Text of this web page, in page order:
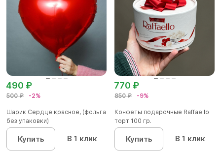
500 ₽ -2%
490 ₽
Шарик Сердце красное, (фольга
без упаковки)
Купить В 1 клик
850 ₽ -9%
770 ₽
Конфеты подарочные Raffaello
торт 100 гр.
Купить В 1 клик